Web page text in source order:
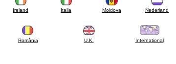
Ireland Italia Moldova Nederland
România U.K. International